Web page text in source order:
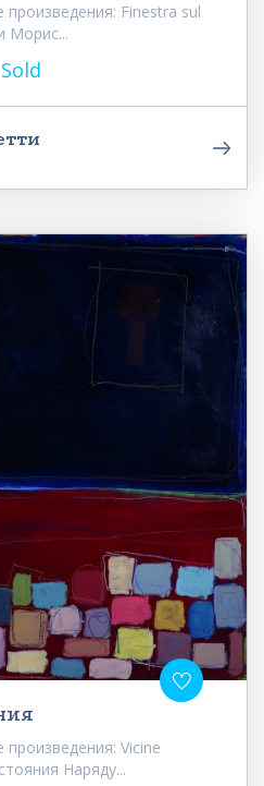
Finestra sul
Морис...
Sold
Vicine
Наряду...